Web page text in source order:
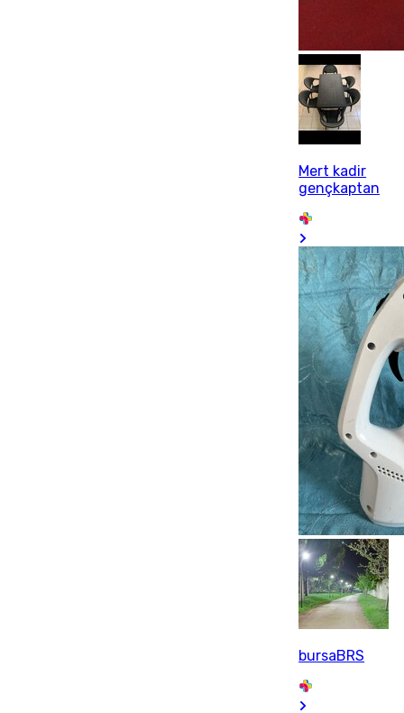
Mert kadir
gençkaptan
bursaBRS